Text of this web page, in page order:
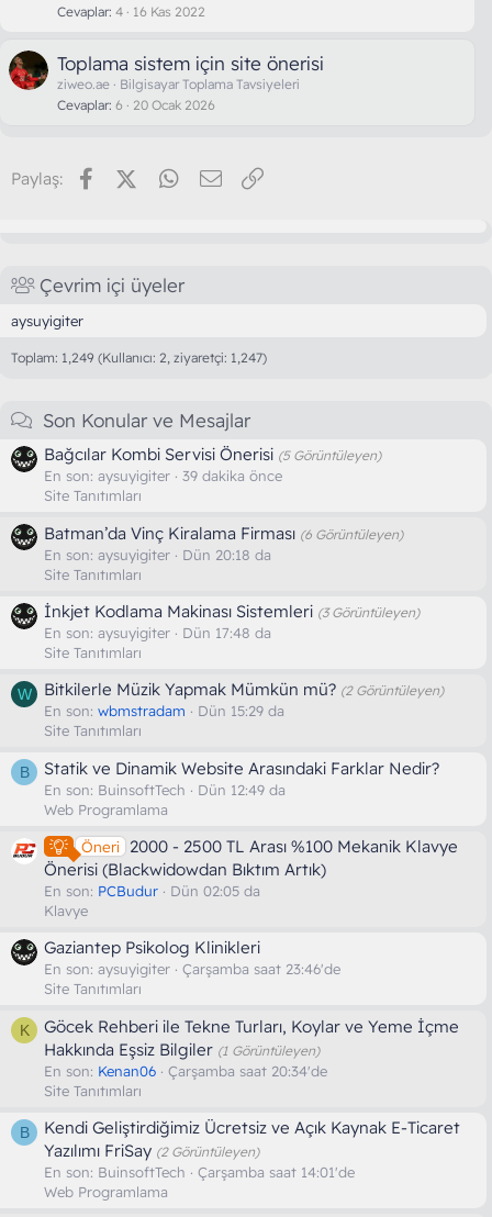
Cevaplar 4 16 Kas 2022
Toplama sistem için site önerisi
ziweo.ae
Bilgisayar Toplama Tavsiyeleri
Cevaplar 6 20 Ocak 2026
Paylaş: FacebookX (Twitter)WhatsApp
E-posta
Çevrim içi üyeler
aysuyigiter
Toplam: 1,249 (Kullanıcı: 2, ziyaretçi: 1,247)
Son Konular ve Mesajlar
Bağcılar Kombi Servisi Önerisi (5 Görüntüleyen)
En son: aysuyigiter
39 dakika önce
Site Tanıtımları
Batman’da Vinç Kiralama Firması (6 Görüntüleyen)
En son: aysuyigiter
Dün 20:18 da
Site Tanıtımları
İnkjet Kodlama Makinası Sistemleri (3 Görüntüleyen)
En son: aysuyigiter
Dün 17:48 da
Site Tanıtımları
W Bitkilerle Müzik Yapmak Mümkün mü? (2 Görüntüleyen)
En son: wbmstradam
Dün 15:29 da
Site Tanıtımları
B Statik ve Dinamik Website Arasındaki Farklar Nedir?
En son: BuinsoftTech
Dün 12:49 da
Web Programlama
Öneri
2000 - 2500 TL Arası %100 Mekanik Klavye
Önerisi (Blackwidowdan Bıktım Artık)
En son: PCBudur
Dün 02:05 da
Klavye
Gaziantep Psikolog Klinikleri
En son: aysuyigiter
Çarşamba saat 23:46'de
Site Tanıtımları
K
Göcek Rehberi ile Tekne Turları, Koylar ve Yeme İçme
Hakkında Eşsiz Bilgiler (1 Görüntüleyen)
En son: Kenan06
Çarşamba saat 20:34'de
Site Tanıtımları
B
Kendi Geliştirdiğimiz Ücretsiz ve Açık Kaynak E-Ticaret
Yazılımı FriSay (2 Görüntüleyen)
En son: BuinsoftTech
Çarşamba saat 14:01'de
Web Programlama